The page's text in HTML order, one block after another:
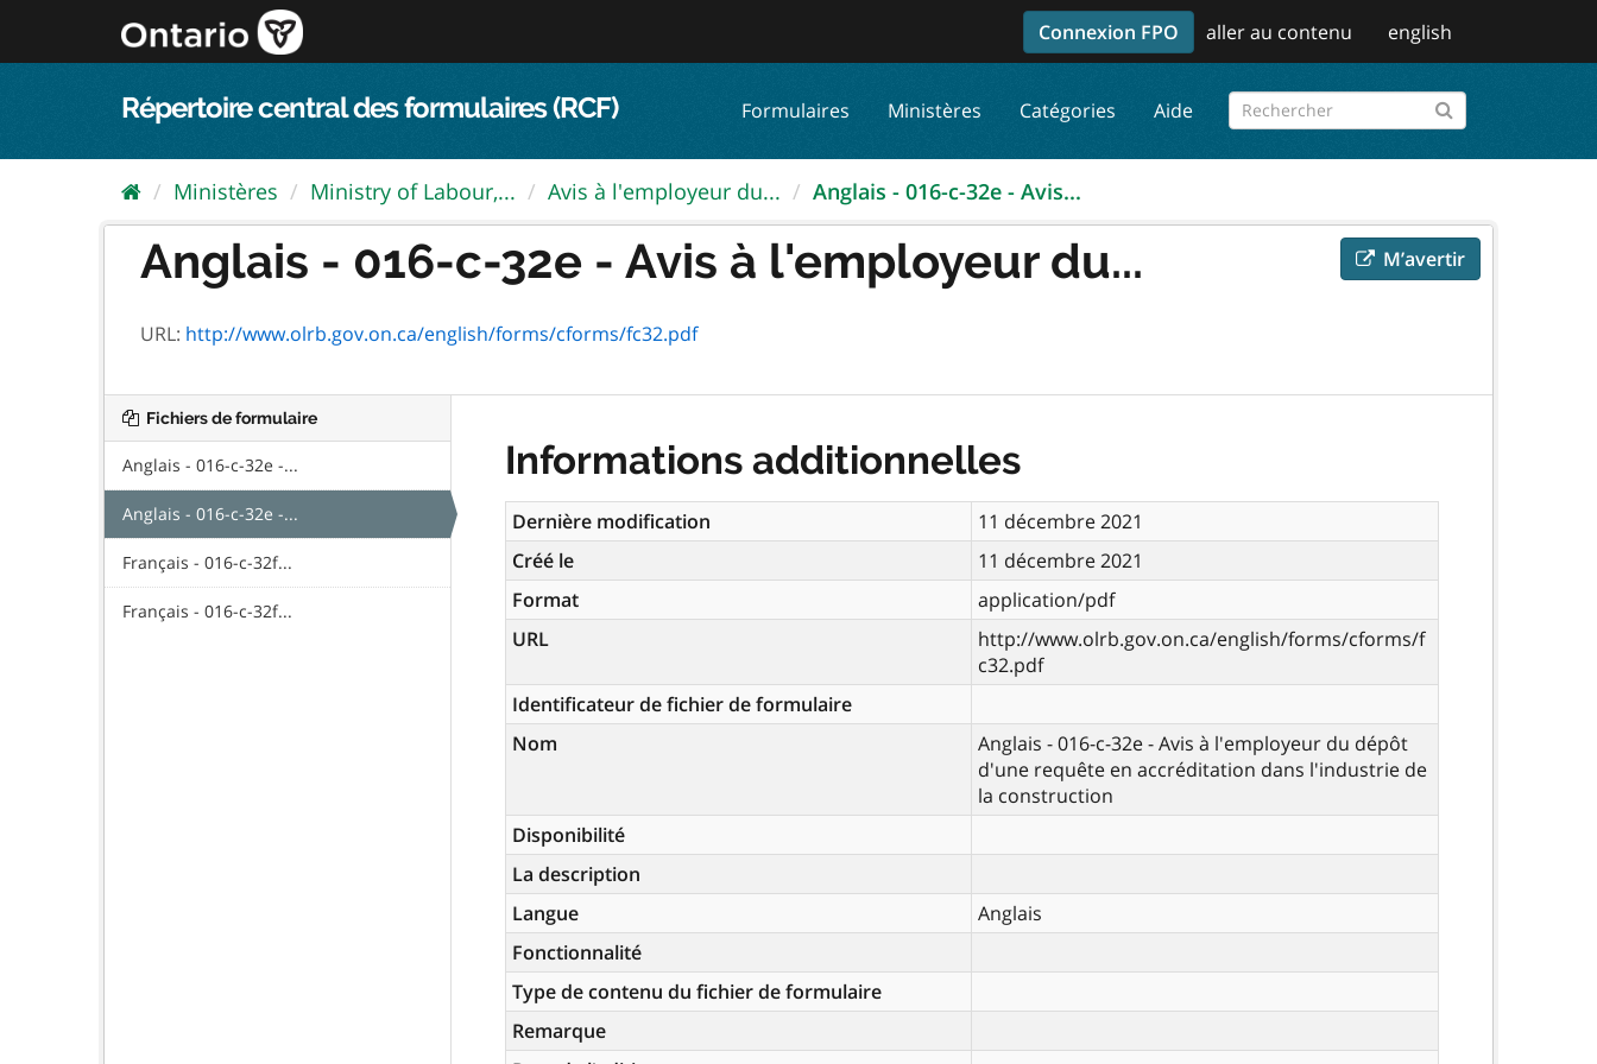
au
Connexion FPO aller au contenu english
Répertoire central des formulaires (RCF) Formulaires Ministères Catégories Aide
Ministères Ministry of Labour,... Avis à l'employeur du... Anglais - 016-c-32e - Avis...
M’avertir
Anglais - 016-c-32e - Avis à l'employeur du...
URL: http://www.olrb.gov.on.ca/english/forms/cforms/fc32.pdf
Fichiers de formulaire
Anglais - 016-c-32e -...
Anglais - 016-c-32e -...
Français - 016-c-32f...
Français - 016-c-32f...
Informations additionnelles
Dernière modification
11 décembre 2021
Créé le
11 décembre 2021
Format
application/pdf
URL
http://www.olrb.gov.on.ca/english/forms/cforms/f
c32.pdf
Identificateur de fichier de formulaire
Nom
Anglais - 016-c-32e - Avis à l'employeur du dépôt
d'une requête en accréditation dans l'industrie de
la construction
Disponibilité
La description
Langue
Anglais
Fonctionnalité
Type de contenu du fichier de formulaire
Remarque